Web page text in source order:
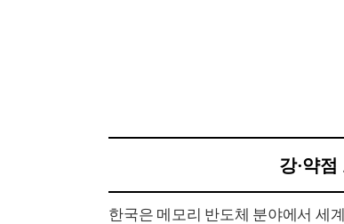
강·약
한국은 메모리 반도체 분야에서 세